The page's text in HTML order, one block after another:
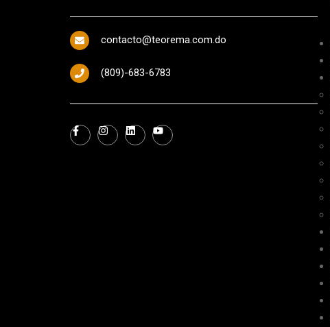
contacto@teorema.com.do
(809)-683-6783